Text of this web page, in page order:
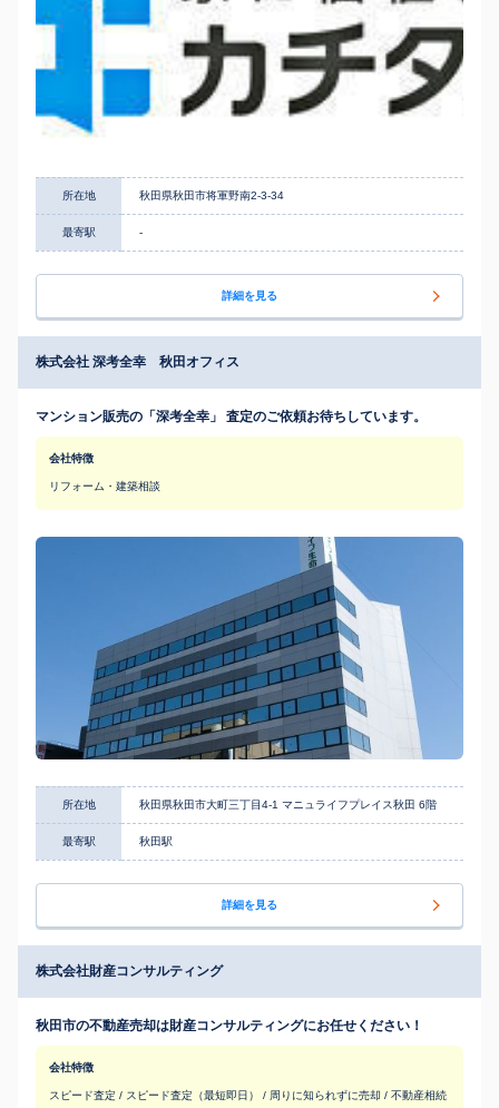
所在地 秋田県秋田市将軍野南2-3-34
最寄駅 -
詳細を見る
株式会社 深考全幸 秋田オフィス
マンション販売の「深考全幸」 査定のご依頼お待ちしています。
会社特徴
リフォーム・建築相談
所在地 秋田県秋田市大町三丁目4-1 マニュライフプレイス秋田 6階
最寄駅 秋田駅
詳細を見る
株式会社財産コンサルティング
秋田市の不動産売却は財産コンサルティングにお任せください！
会社特徴
スピード査定 / スピード査定（最短即日） / 周りに知られずに売却 / 不動産相続